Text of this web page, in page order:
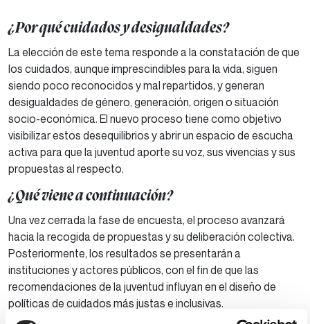
¿Por qué cuidados y desigualdades?
La elección de este tema responde a la constatación de que
los cuidados, aunque imprescindibles para la vida, siguen
siendo poco reconocidos y mal repartidos, y generan
desigualdades de género, generación, origen o situación
socio-económica. El nuevo proceso tiene como objetivo
visibilizar estos desequilibrios y abrir un espacio de escucha
activa para que la juventud aporte su voz, sus vivencias y sus
propuestas al respecto.
¿Qué viene a continuación?
Una vez cerrada la fase de encuesta, el proceso avanzará
hacia la recogida de propuestas y su deliberación colectiva.
Posteriormente, los resultados se presentarán a
instituciones y actores públicos, con el fin de que las
recomendaciones de la juventud influyan en el diseño de
políticas de cuidados más justas e inclusivas.
Este enfoque convierte a Gurea Geroa en una herramienta